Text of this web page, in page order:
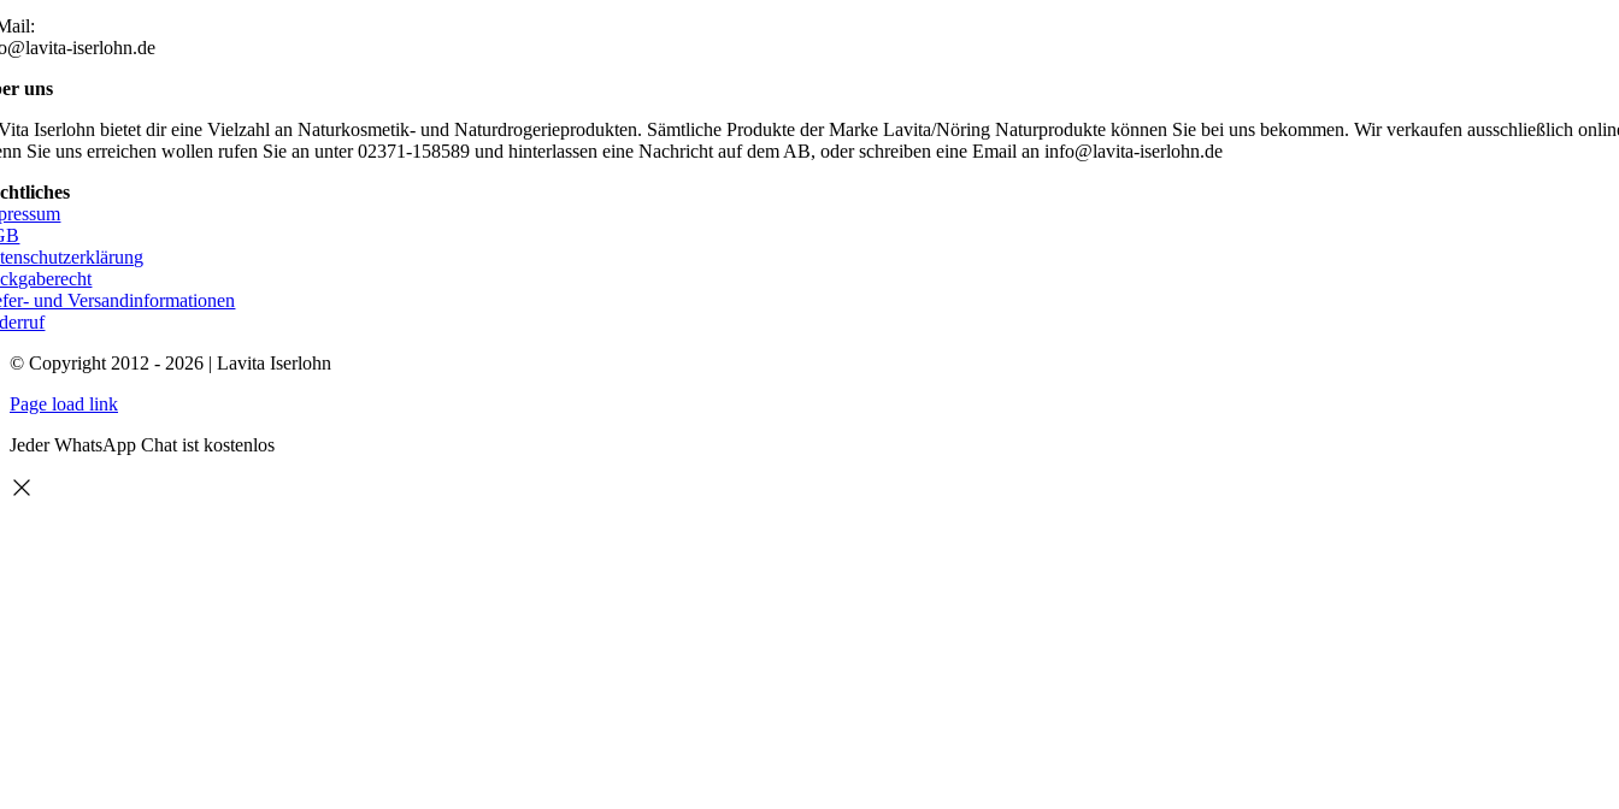
iserlohn.de
uns
Iserlohn bietet dir eine Vielzahl an Naturkosmetik- und Naturdrogerieprodukten. Sämtliche Produkte der Marke Lavita/Nöring Naturprodukte können Sie bei uns bekommen. Wir verkaufen ausschließlich
Sie uns erreichen wollen rufen Sie an unter 02371-158589 und hinterlassen eine Nachricht auf dem AB, oder schreiben eine Email an info@lavita-iserlohn.de
und Versandinformationen
© Copyright 2012 - 2026 | Lavita Iserlohn
Page load link
Jeder WhatsApp Chat ist kostenlos